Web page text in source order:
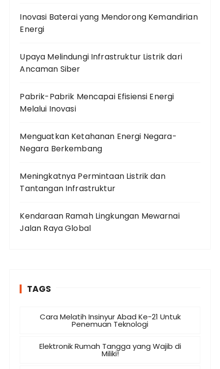
Inovasi Baterai yang Mendorong Kemandirian
Energi
Upaya Melindungi Infrastruktur Listrik dari
Ancaman Siber
Pabrik-Pabrik Mencapai Efisiensi Energi
Melalui Inovasi
Menguatkan Ketahanan Energi Negara-
Negara Berkembang
Meningkatnya Permintaan Listrik dan
Tantangan Infrastruktur
Kendaraan Ramah Lingkungan Mewarnai
Jalan Raya Global
TAGS
Cara Melatih Insinyur Abad Ke-21 Untuk
Penemuan Teknologi
Elektronik Rumah Tangga yang Wajib di
Miliki!